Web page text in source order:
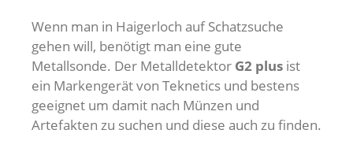
Wenn man in Haigerloch auf Schatzsuche
gehen will, benötigt man eine gute
Metallsonde. Der Metalldetektor G2 plus ist
ein Markengerät von Teknetics und bestens
geeignet um damit nach Münzen und
Artefakten zu suchen und diese auch zu finden.